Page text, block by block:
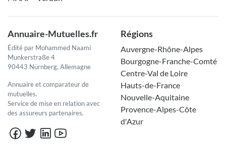
Annuaire-Mutuelles.fr
Édité par Mohammed Naami
Munkerstraße 4
90443 Nürnberg, Allemagne
Annuaire et comparateur de
mutuelles.
Service de mise en relation avec
des assureurs partenaires.
Régions
Auvergne-Rhône-Alpes
Bourgogne-Franche-Comté
Centre-Val de Loire
Hauts-de-France
Nouvelle-Aquitaine
Provence-Alpes-Côte
d'Azur